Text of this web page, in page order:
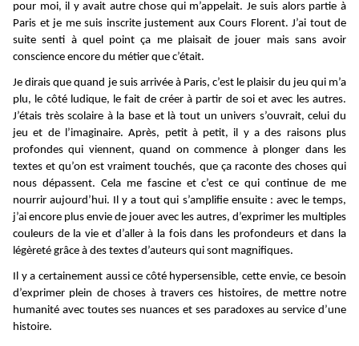
pour moi, il y avait autre chose qui m’appelait. Je suis alors partie à
Paris et je me suis inscrite justement aux Cours Florent. J’ai tout de
suite senti à quel point ça me plaisait de jouer mais sans avoir
conscience encore du métier que c’était.
Je dirais que quand je suis arrivée à Paris, c’est le plaisir du jeu qui m’a
plu, le côté ludique, le fait de créer à partir de soi et avec les autres.
J’étais très scolaire à la base et là tout un univers s’ouvrait, celui du
jeu et de l’imaginaire. Après, petit à petit, il y a des raisons plus
profondes qui viennent, quand on commence à plonger dans les
textes et qu’on est vraiment touchés, que ça raconte des choses qui
nous dépassent. Cela me fascine et c’est ce qui continue de me
nourrir aujourd’hui. Il y a tout qui s’amplifie ensuite : avec le temps,
j’ai encore plus envie de jouer avec les autres, d’exprimer les multiples
couleurs de la vie et d’aller à la fois dans les profondeurs et dans la
légèreté grâce à des textes d’auteurs qui sont magnifiques.
Il y a certainement aussi ce côté hypersensible, cette envie, ce besoin
d’exprimer plein de choses à travers ces histoires, de mettre notre
humanité avec toutes ses nuances et ses paradoxes au service d’une
histoire.